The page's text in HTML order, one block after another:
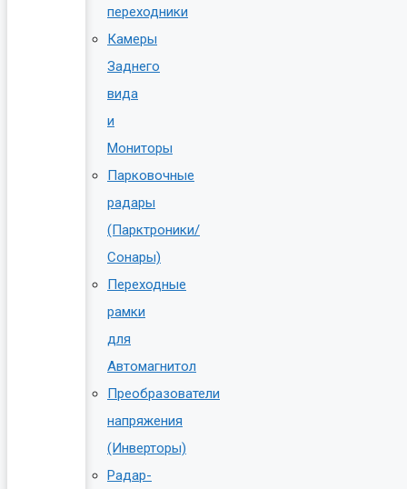
переходники
Камеры
Заднего
вида
и
Мониторы
Парковочные
радары
(Парктроники/
Сонары)
Переходные
рамки
для
Автомагнитол
Преобразователи
напряжения
(Инверторы)
Радар-